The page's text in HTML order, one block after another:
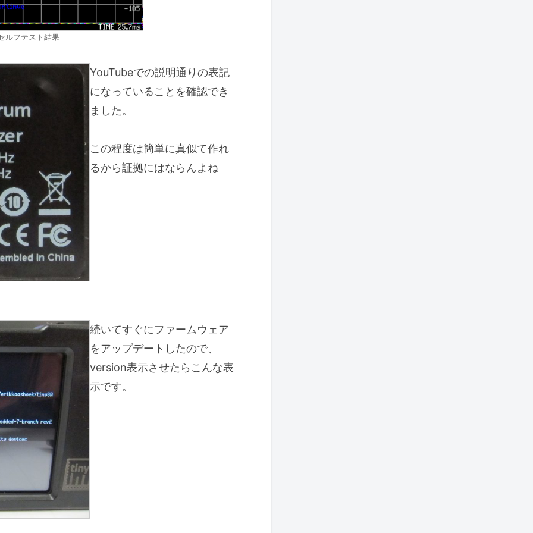
ルフテスト結果
YouTubeでの説明通りの表記
になっていることを確認でき
ました。
この程度は簡単に真似て作れ
るから証拠にはならんよね
続いてすぐにファームウェア
をアップデートしたので、
version表示させたらこんな表
示です。